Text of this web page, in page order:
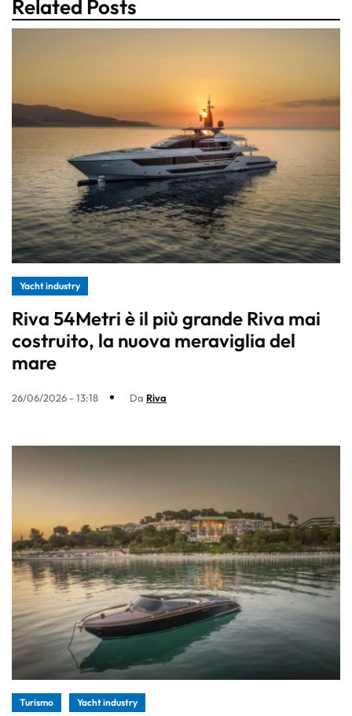
Related Posts
Yacht industry
Riva 54Metri è il più grande Riva mai
costruito, la nuova meraviglia del
mare
26/06/2026 - 13:18 Da Riva
Turismo Yacht industry